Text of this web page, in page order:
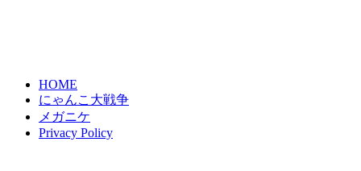
HOME
にゃんこ大戦争
メガニケ
Privacy Policy